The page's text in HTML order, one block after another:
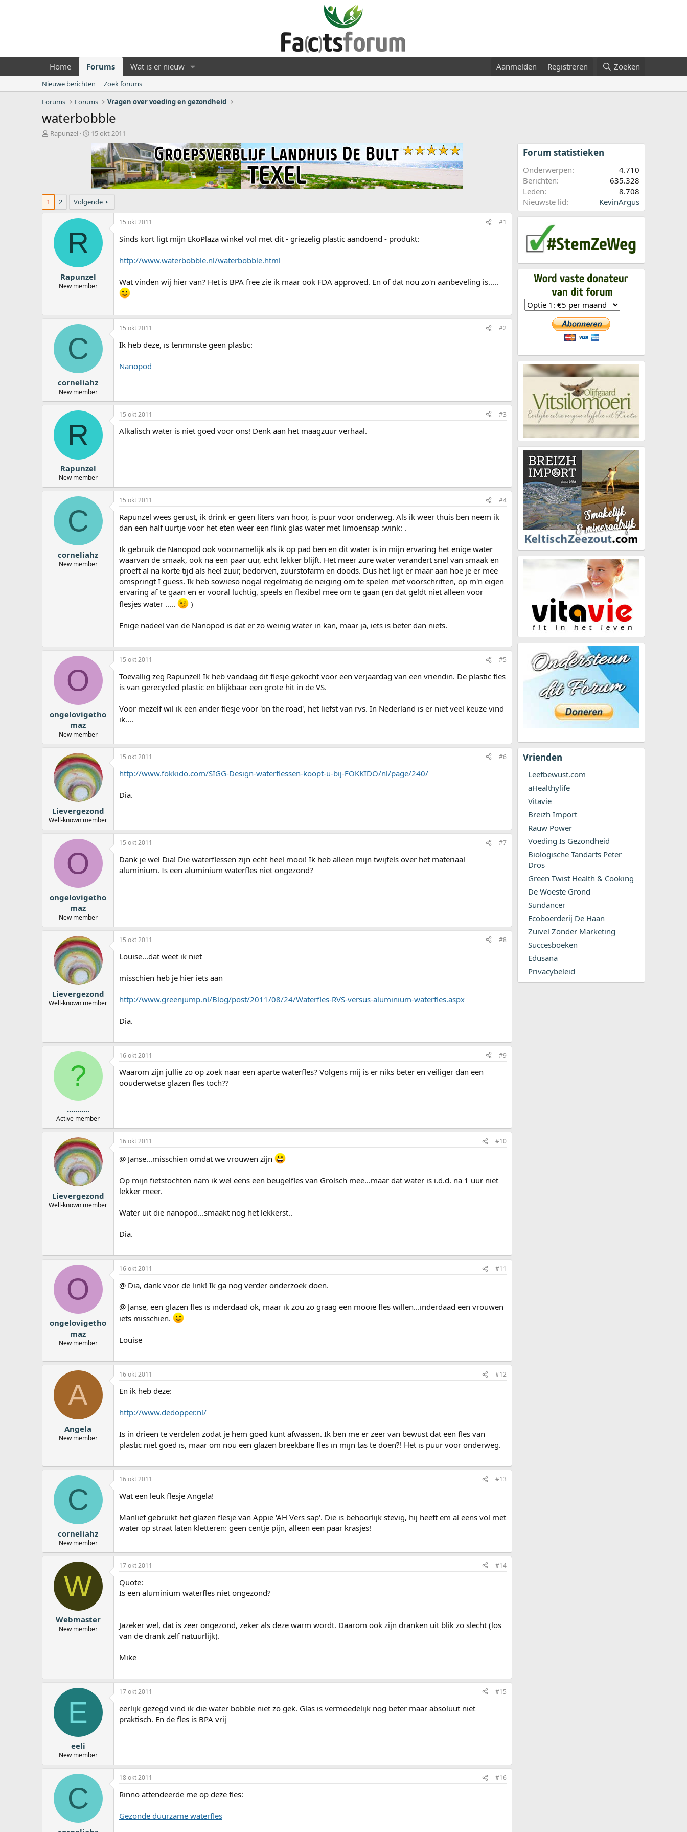
Home Forums Wat is er nieuw Aanmelden Registreren Zoeken
Nieuwe berichten
Zoek forums
Forums
Forums Vragen over voeding en gezondheid
waterbobble
O
r
Rapunzel
S
a
r
t
d
a
u
15 okt 2011
1 2 Volgende
R
Rapunzel
New member
15 okt 2011 #1
Sinds kort ligt mijn EkoPlaza winkel vol met dit - griezelig plastic aandoend - produkt:
http://www.waterbobble.nl/waterbobble.html
Wat vinden wij hier van? Het is BPA free zie ik maar ook FDA approved. En of dat nou zo'n aanbeveling is.....
C
corneliahz
New member
15 okt 2011 #2
Ik heb deze, is tenminste geen plastic:
Nanopod
R
Rapunzel
New member
15 okt 2011 #3
Alkalisch water is niet goed voor ons! Denk aan het maagzuur verhaal.
C
corneliahz
New member
15 okt 2011 #4
Rapunzel wees gerust, ik drink er geen liters van hoor, is puur voor onderweg. Als ik weer thuis ben neem ik
dan een half uurtje voor het eten weer een flink glas water met limoensap :wink: .
Ik gebruik de Nanopod ook voornamelijk als ik op pad ben en dit water is in mijn ervaring het enige water
waarvan de smaak, ook na een paar uur, echt lekker blijft. Het meer zure water verandert snel van smaak en
proeft al na korte tijd als heel zuur, bedorven, zuurstofarm en doods. Dus het ligt er maar aan hoe je er mee
omspringt I guess. Ik heb sowieso nogal regelmatig de neiging om te spelen met voorschriften, op m'n eigen
ervaring af te gaan en er vooral luchtig, speels en flexibel mee om te gaan (en dat geldt niet alleen voor
flesjes water .....
)
Enige nadeel van de Nanopod is dat er zo weinig water in kan, maar ja, iets is beter dan niets.
O
ongelovigetho
maz
New member
15 okt 2011 #5
Toevallig zeg Rapunzel! Ik heb vandaag dit flesje gekocht voor een verjaardag van een vriendin. De plastic fles
is van gerecycled plastic en blijkbaar een grote hit in de VS.
Voor mezelf wil ik een ander flesje voor 'on the road', het liefst van rvs. In Nederland is er niet veel keuze vind
ik....
Lievergezond
Well-known member
15 okt 2011 #6
http://www.fokkido.com/SIGG-Design-waterflessen-koopt-u-bij-FOKKIDO/nl/page/240/
Dia.
O
ongelovigetho
maz
New member
15 okt 2011 #7
Dank je wel Dia! Die waterflessen zijn echt heel mooi! Ik heb alleen mijn twijfels over het materiaal
aluminium. Is een aluminium waterfles niet ongezond?
Lievergezond
Well-known member
15 okt 2011 #8
Louise...dat weet ik niet
misschien heb je hier iets aan
http://www.greenjump.nl/Blog/post/2011/08/24/Waterfles-RVS-versus-aluminium-waterfles.aspx
Dia.
?
...........
Active member
16 okt 2011 #9
Waarom zijn jullie zo op zoek naar een aparte waterfles? Volgens mij is er niks beter en veiliger dan een
oouderwetse glazen fles toch??
Lievergezond
Well-known member
16 okt 2011 #10
@ Janse...misschien omdat we vrouwen zijn
Op mijn fietstochten nam ik wel eens een beugelfles van Grolsch mee...maar dat water is i.d.d. na 1 uur niet
lekker meer.
Water uit die nanopod...smaakt nog het lekkerst..
Dia.
O
ongelovigetho
maz
New member
16 okt 2011 #11
@ Dia, dank voor de link! Ik ga nog verder onderzoek doen.
@ Janse, een glazen fles is inderdaad ok, maar ik zou zo graag een mooie fles willen...inderdaad een vrouwen
iets misschien.
Louise
A
Angela
New member
16 okt 2011 #12
En ik heb deze:
http://www.dedopper.nl/
Is in drieen te verdelen zodat je hem goed kunt afwassen. Ik ben me er zeer van bewust dat een fles van
plastic niet goed is, maar om nou een glazen breekbare fles in mijn tas te doen?! Het is puur voor onderweg.
C
corneliahz
New member
16 okt 2011 #13
Wat een leuk flesje Angela!
Manlief gebruikt het glazen flesje van Appie 'AH Vers sap'. Die is behoorlijk stevig, hij heeft em al eens vol met
water op straat laten kletteren: geen centje pijn, alleen een paar krasjes!
W
Webmaster
New member
17 okt 2011 #14
Quote:
Is een aluminium waterfles niet ongezond?
Jazeker wel, dat is zeer ongezond, zeker als deze warm wordt. Daarom ook zijn dranken uit blik zo slecht (los
van de drank zelf natuurlijk).
Mike
E
eeli
New member
17 okt 2011 #15
eerlijk gezegd vind ik die water bobble niet zo gek. Glas is vermoedelijk nog beter maar absoluut niet
praktisch. En de fles is BPA vrij
C
18 okt 2011 #16
Rinno attendeerde me op deze fles:
Gezonde duurzame waterfles
Forum statistieken
Onderwerpen
4.710
Berichten
635.328
Leden
8.708
Nieuwste lid
KevinArgus
Vrienden
Leefbewust.com
aHealthylife
Vitavie
Breizh Import
Rauw Power
Voeding Is Gezondheid
Biologische Tandarts Peter
Dros
Green Twist Health & Cooking
De Woeste Grond
Sundancer
Ecoboerderij De Haan
Zuivel Zonder Marketing
Succesboeken
Edusana
Privacybeleid